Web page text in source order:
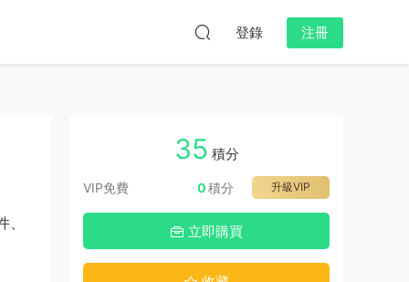
登錄 注冊
35 積分
VIP免費 升級VIP
0積分
立即購買